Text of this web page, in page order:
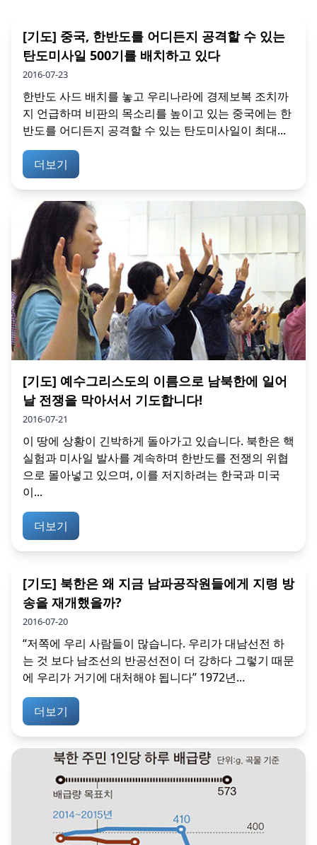
[기도] 중국, 한반도를 어디든지 공격할 수 있는
탄도미사일 500기를 배치하고 있다
2016-07-23
한반도 사드 배치를 놓고 우리나라에 경제보복 조치까
지 언급하며 비판의 목소리를 높이고 있는 중국에는 한
반도를 어디든지 공격할 수 있는 탄도미사일이 최대...
더보기
[기도] 예수그리스도의 이름으로 남북한에 일어
날 전쟁을 막아서서 기도합니다!
2016-07-21
이 땅에 상황이 긴박하게 돌아가고 있습니다. 북한은 핵
실험과 미사일 발사를 계속하며 한반도를 전쟁의 위협
으로 몰아넣고 있으며, 이를 저지하려는 한국과 미국
이...
더보기
[기도] 북한은 왜 지금 남파공작원들에게 지령 방
송을 재개했을까?
2016-07-20
“저쪽에 우리 사람들이 많습니다. 우리가 대남선전 하
는 것 보다 남조선의 반공선전이 더 강하다 그렇기 때문
에 우리가 거기에 대처해야 됩니다” 1972년...
더보기